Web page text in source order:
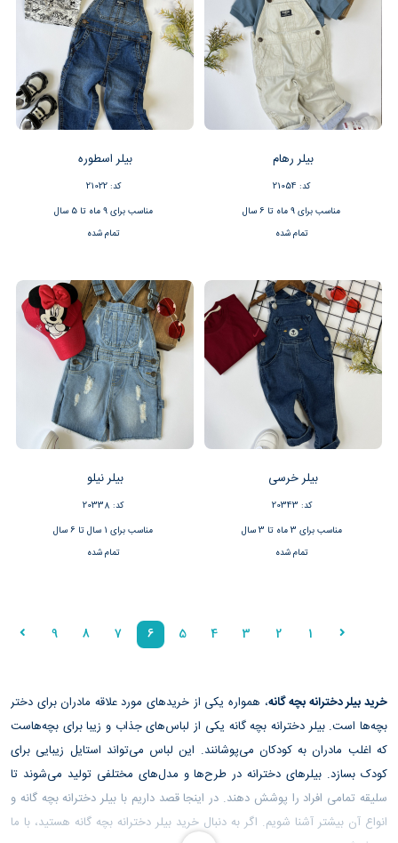
بیلر رهام
کد: 21054
مناسب برای 9 ماه تا 6 سال
تمام شده
بیلر اسطوره
کد: 21022
مناسب برای 9 ماه تا 5 سال
تمام شده
بیلر خرسی
کد: 20343
مناسب برای 3 ماه تا 3 سال
تمام شده
بیلر نیلو
کد: 20338
مناسب برای 1 سال تا 6 سال
تمام شده
1
2
3
4
5
6
7
8
9
خرید بیلر دخترانه بچه گانه، همواره یکی از خریدهای مورد علاقه مادران برای دختر
بچه‌ها است. بیلر دخترانه بچه گانه یکی از لباس‌های جذاب و زیبا برای بچه‌هاست
که اغلب مادران به کودکان می‌پوشانند. این لباس می‌تواند استایل زیبایی برای
کودک بسازد. بیلرهای دخترانه در طرح‌ها و مدل‌های مختلفی تولید می‌شوند تا
سلیقه تمامی افراد را پوشش دهند. در اینجا قصد داریم با بیلر دخترانه بچه گانه و
انواع آن بیشتر آشنا شویم. اگر به دنبال خرید بیلر دخترانه بچه گانه هستید، با ما